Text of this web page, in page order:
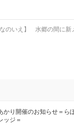
のいえ】
水郷の間に新
かり開催のお知らせ＝ら
ッジ＝